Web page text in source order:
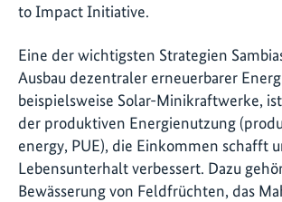
to Impact Initiative.
Eine der wichtigsten Strategien
Ausbau dezentraler erneuerbarer
beispielsweise Solar-Minikraftwerke,
der produktiven Energienutzung
energy, PUE), die Einkommen schafft
Lebensunterhalt verbessert. Dazu
Bewässerung von Feldfrüchten, das